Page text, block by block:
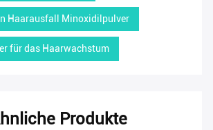
Haarausfall Minoxidilpulver
für das Haarwachstum
Produkte